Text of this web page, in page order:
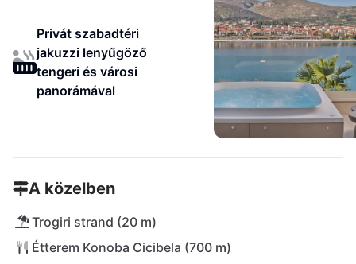
Privát szabadtéri
jakuzzi lenyűgöző
tengeri és városi
panorámával
A közelben
Trogiri strand (20 m)
Étterem Konoba Cicibela (700 m)